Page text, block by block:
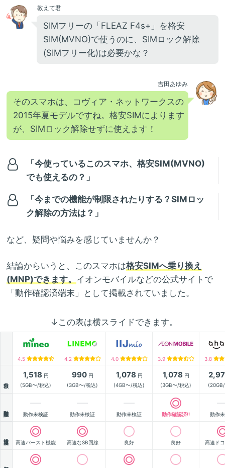
教えて君
SIMフリーの「FLEAZ F4s+」を格安
SIM(MVNO)で使うのに、SIMロック解除
(SIMフリー化)は必要かな？
吉田あゆみ
そのスマホは、コヴィア・ネットワークスの
2015年夏モデルですね。格安SIMによります
が、SIMロック解除せずに使えます！
「今使っているこのスマホ、格安SIM(MVNO)
でも使えるの？」
「今までの機能が制限されたりする？SIMロッ
ク解除の方法は？」
など、疑問や悩みを感じていませんか？
結論からいうと、このスマホは格安SIMへ乗り換え
(MNP)できます。 イオンモバイルなどの公式サイトで
「動作確認済端末」として掲載されていました。
↓この表は横スライドできます。
4.5 4.2 4.0 3.9 3.8
1,518 円
(5GB〜/税込)
990円
(3GB〜/税込)
1,078 円
(4GB〜/税込)
1,078 円
(3GB〜/税込)
動作未検証 動作未検証 動作未検証 動作確認済!! 動作
高速バースト機能 高速なSB回線 良好 良好 高速ド